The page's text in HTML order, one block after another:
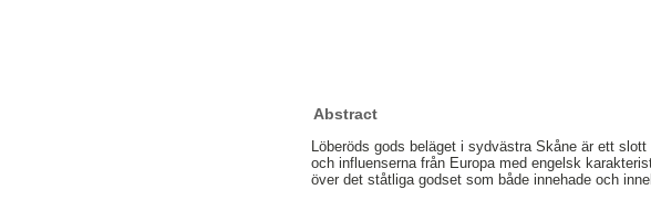
Abstract
Löberöds gods beläget i sydvästra Skåne är ett
och influenserna från Europa med engelsk
över det ståtliga godset som både innehade och